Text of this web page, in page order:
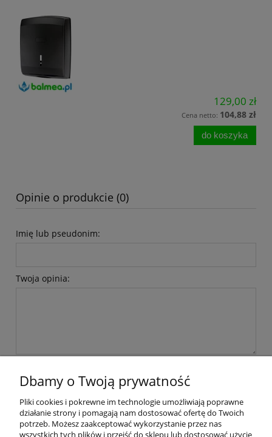
129,00 zł
Cena netto: 104,88 zł
do koszyka
Opinie o produkcie (0)
Imię lub pseudonim:
Twoja opinia:
Płatności i dostawa
Dbamy o Twoją prywatność
Pliki cookies i pokrewne im technologie umożliwiają poprawne
działanie strony i pomagają nam dostosować ofertę do Twoich
potrzeb. Możesz zaakceptować wykorzystanie przez nas
wszystkich tych plików i przejść do sklepu lub dostosować użycie